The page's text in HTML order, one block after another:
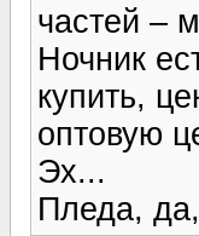
частей –
Ночник
купить,
оптовую
Эх...
Пледа,